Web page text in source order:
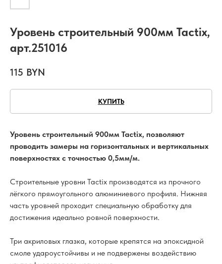
Уровень строительный 900мм Tactix,
арт.251016
115 BYN
КУПИТЬ
Уровень строительный 900мм Tactix, позволяют
проводить замеры на горизонтальных и вертикальных
поверхностях с точностью 0,5мм/м.
Строительные уровни Tactix производятся из прочного
лёгкого прямоугольного алюминиевого профиля. Нижняя
часть уровней проходит специальную обработку для
достижения идеально ровной поверхности.
Три акриловых глазка, которые крепятся на эпоксидной
смоле удароустойчивы и не подвержены воздействию